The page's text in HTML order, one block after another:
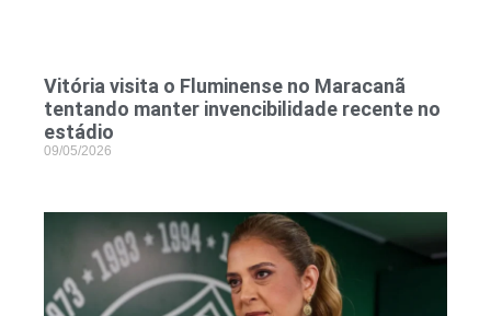
Vitória visita o Fluminense no Maracanã
tentando manter invencibilidade recente no
estádio
09/05/2026